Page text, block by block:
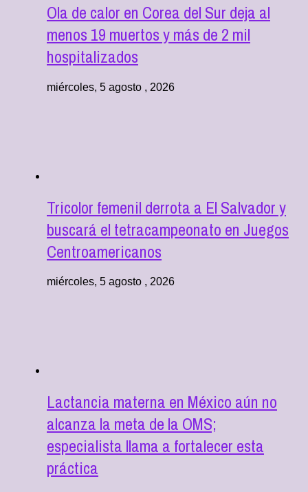
Ola de calor en Corea del Sur deja al
menos 19 muertos y más de 2 mil
hospitalizados
miércoles, 5 agosto , 2026
Tricolor femenil derrota a El Salvador y
buscará el tetracampeonato en Juegos
Centroamericanos
miércoles, 5 agosto , 2026
Lactancia materna en México aún no
alcanza la meta de la OMS;
especialista llama a fortalecer esta
práctica